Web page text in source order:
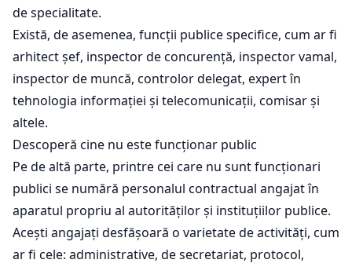
de specialitate.
Există, de asemenea, funcții publice specifice, cum ar fi
arhitect șef, inspector de concurență, inspector vamal,
inspector de muncă, controlor delegat, expert în
tehnologia informației și telecomunicații, comisar și
altele.
Descoperă cine nu este funcționar public
Pe de altă parte, printre cei care nu sunt funcționari
publici se numără personalul contractual angajat în
aparatul propriu al autorităților și instituțiilor publice.
Acești angajați desfășoară o varietate de activități, cum
ar fi cele: administrative, de secretariat, protocol,